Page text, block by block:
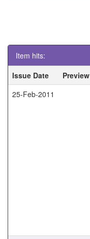
Item hits:
Issue Date
Preview
25-Feb-2011